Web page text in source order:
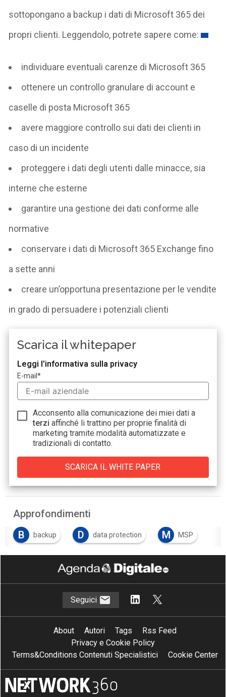
sottopongano a backup i dati di Microsoft 365 dei
propri clienti. Leggendolo, potrete sapere come:
individuare eventuali carenze di Microsoft 365
ottenere un controllo granulare di account e
caselle di posta Microsoft 365
avere maggiore controllo sui dati dei clienti in
caso di un incidente
proteggere i dati degli utenti dalle minacce, sia
interne che esterne
garantire una gestione dei dati conforme alle
normative
conservare i dati di Microsoft 365 Exchange fino
a sette anni
creare un’opportuna presentazione per le vendite
in grado di persuadere i potenziali clienti
Scarica il whitepaper
Leggi l'informativa sulla privacy
E-mail*
Acconsento alla comunicazione dei miei dati a
terzi affinché li trattino per proprie finalità di
marketing tramite modalità automatizzate e
tradizionali di contatto.
Approfondimenti
B
backup D data protection M MSP
Seguici
About Autori Tags
Rss Feed
Privacy e Cookie Policy
Terms&Conditions Contenuti Specialistici
Cookie Center